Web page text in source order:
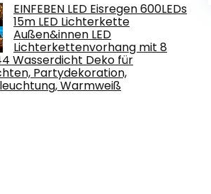
EINFEBEN LED Eisregen 600LEDs
15m LED Lichterkette
Außen&innen LED
Lichterkettenvorhang mit 8
Wasserdicht Deko für
Partydekoration,
Warmweiß